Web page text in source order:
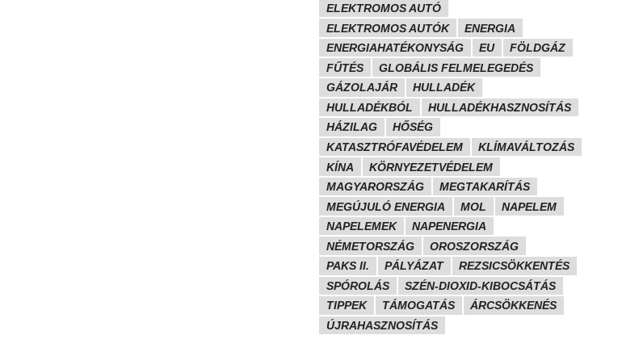
ELEKTROMOS AUTÓ
ELEKTROMOS AUTÓK
ENERGIA
ENERGIAHATÉKONYSÁG
EU
FÖLDGÁZ
FŰTÉS
GLOBÁLIS FELMELEGEDÉS
GÁZOLAJÁR
HULLADÉK
HULLADÉKBÓL
HULLADÉKHASZNOSÍTÁS
HÁZILAG
HŐSÉG
KATASZTRÓFAVÉDELEM
KLÍMAVÁLTOZÁS
KÍNA
KÖRNYEZETVÉDELEM
MAGYARORSZÁG
MEGTAKARÍTÁS
MEGÚJULÓ ENERGIA
MOL
NAPELEM
NAPELEMEK
NAPENERGIA
NÉMETORSZÁG
OROSZORSZÁG
PAKS II.
PÁLYÁZAT
REZSICSÖKKENTÉS
SPÓROLÁS
SZÉN-DIOXID-KIBOCSÁTÁS
TIPPEK
TÁMOGATÁS
ÁRCSÖKKENÉS
ÚJRAHASZNOSÍTÁS